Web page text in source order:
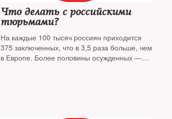
Что делать с российскими
тюрьмами?
На каждые 100 тысяч россиян приходится
375 заключенных, что в 3,5 раза больше, чем
в Европе. Более половины осужденных —